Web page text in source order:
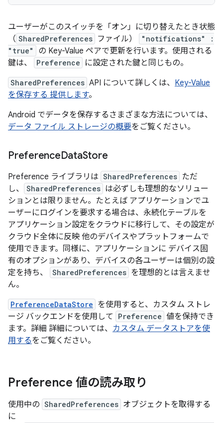
ユーザーがこのスイッチを「オン」に切り替えたとき状態
（ SharedPreferences ファイル）
"notifications" :
"true"
の Key-Value ペアで更新を行います。使用される
鍵は、
Preference に設定された鍵と同じもの。
SharedPreferences API について詳しくは、 Key-Value
を保存する 提供します。
Android でデータを保存するさまざまな方法については、
データ ファイル ストレージの概要をご覧ください。
PreferenceDataStore
Preference ライブラリは SharedPreferences ただ
し、
SharedPreferences は必ずしも理想的なソリュー
ションとは限りません。たとえば アプリケーションでユ
ーザーにログインを要求する場合は、永続化テーブルを
アプリケーション設定をクラウドに移行して、その設定が
クラウド全体に反映 他のデバイスやプラットフォームで
使用できます。同様に、アプリケーションに デバイス固
有のオプションがあり、デバイスの各ユーザーは個別の設
定を持ち、
SharedPreferences を理想的とは言えませ
ん。
PreferenceDataStore を使用すると、カスタム ストレ
ージ バックエンドを使用して
Preference 値を保持でき
ます。詳細 詳細については、 カスタム データストアを使
用するをご覧ください。
Preference 値の読み取り
使用中の SharedPreferences オブジェクトを取得する
に